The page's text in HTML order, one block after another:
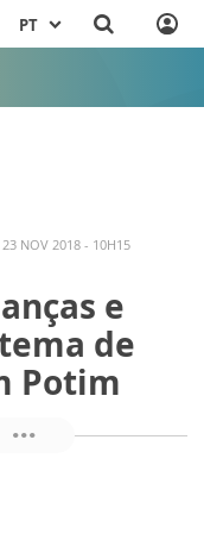
PT
23 NOV 2018 - 10H15
e
de
Potim